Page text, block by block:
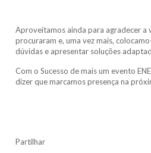
Aproveitamos ainda para agradecer a
procuraram e, uma vez mais,
dúvidas e apresentar soluções
Com o Sucesso de mais um evento
dizer que marcamos presença na
Partilhar